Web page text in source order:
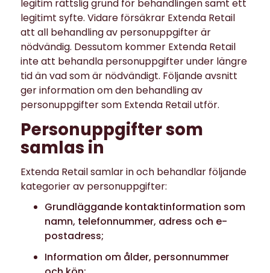
legitim rättslig grund för behandlingen samt ett
legitimt syfte. Vidare försäkrar Extenda Retail
att all behandling av personuppgifter är
nödvändig. Dessutom kommer Extenda Retail
inte att behandla personuppgifter under längre
tid än vad som är nödvändigt. Följande avsnitt
ger information om den behandling av
personuppgifter som Extenda Retail utför.
Personuppgifter som
samlas in
Extenda Retail samlar in och behandlar följande
kategorier av personuppgifter:
Grundläggande kontaktinformation som
namn, telefonnummer, adress och e-
postadress;
Information om ålder, personnummer